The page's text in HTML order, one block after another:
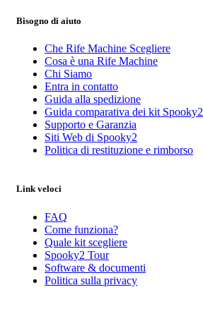
Bisogno di aiuto
Che Rife Machine Scegliere
Cosa è una Rife Machine
Chi Siamo
Entra in contatto
Guida alla spedizione
Guida comparativa dei kit Spooky2
Supporto e Garanzia
Siti Web di Spooky2
Politica di restituzione e rimborso
Link veloci
FAQ
Come funziona?
Quale kit scegliere
Spooky2 Tour
Software & documenti
Politica sulla privacy